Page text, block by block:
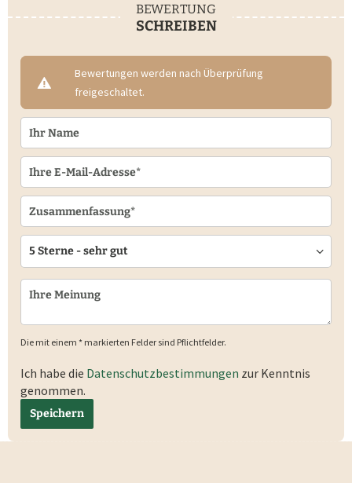
BEWERTUNG
SCHREIBEN
Bewertungen werden nach Überprüfung
freigeschaltet.
Die mit einem * markierten Felder sind Pflichtfelder.
Ich habe die Datenschutzbestimmungen zur Kenntnis
genommen.
Speichern